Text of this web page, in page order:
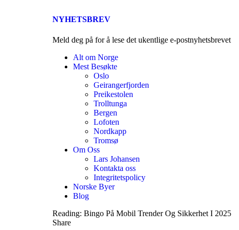
NYHETSBREV
Meld deg på for å lese det ukentlige e-postnyhetsbrevet
Alt om Norge
Mest Besøkte
Oslo
Geirangerfjorden
Preikestolen
Trolltunga
Bergen
Lofoten
Nordkapp
Tromsø
Om Oss
Lars Johansen
Kontakta oss
Integritetspolicy
Norske Byer
Blog
Reading: Bingo På Mobil Trender Og Sikkerhet I 2025
Share